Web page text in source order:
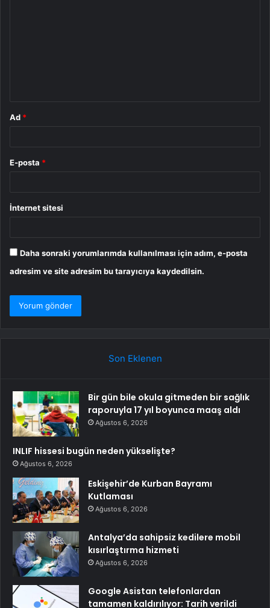
Ad *
E-posta *
İnternet sitesi
Daha sonraki yorumlarımda kullanılması için adım, e-posta
adresim ve site adresim bu tarayıcıya kaydedilsin.
Son Eklenen
Bir gün bile okula gitmeden bir sağlık
raporuyla 17 yıl boyunca maaş aldı
Ağustos 6, 2026
INLIF hissesi bugün neden yükselişte?
Ağustos 6, 2026
Eskişehir’de Kurban Bayramı
Kutlaması
Ağustos 6, 2026
Antalya’da sahipsiz kedilere mobil
kısırlaştırma hizmeti
Ağustos 6, 2026
Google Asistan telefonlardan
tamamen kaldırılıyor: Tarih verildi